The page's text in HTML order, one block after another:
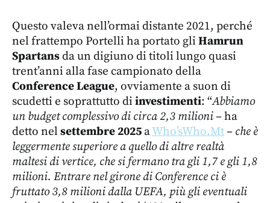
Questo valeva nell’ormai distante 2021, perché
nel frattempo Portelli ha portato gli Hamrun
Spartansda un digiuno di titoli lungo quasi
trent’anni alla fase campionato della
Conference League, ovviamente a suon di
scudetti e soprattutto di investimenti: “Abbiamo
un budget complessivo di circa 2,3 milioni– ha
detto nelsettembre 2025 aWho’sWho.Mt– che è
leggermente superiore a quello di altre realtà
maltesi di vertice, che si fermano tra gli 1,7 e gli 1,8
milioni. Entrare nel girone di Conference ci è
fruttato 3,8 milioni dalla UEFA, più gli eventuali